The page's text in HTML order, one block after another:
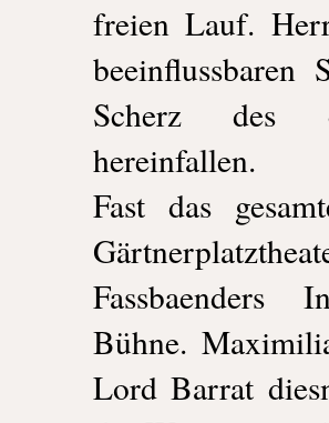
freien Lauf.
beeinflussbaren
Scherz des
hereinfallen.
Fast das
Fassbaenders
Bühne.
Lord Barrat